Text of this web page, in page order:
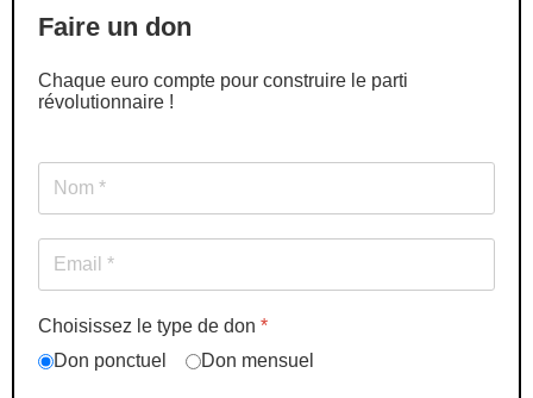
Faire un don
Chaque euro compte pour construire le parti
révolutionnaire !
Choisissez le type de don *
Don ponctuel
Don mensuel